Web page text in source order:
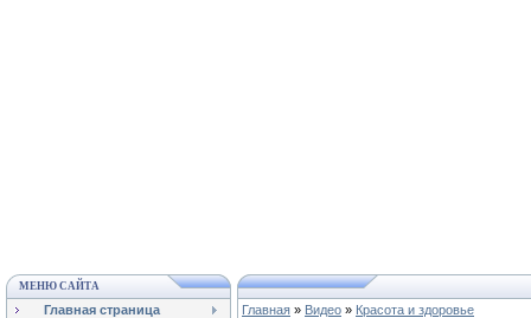
МЕНЮ САЙТА
Главная страница
Главная » Видео » Красота и здоровье